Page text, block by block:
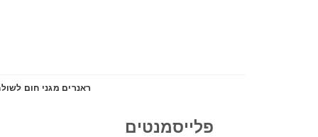
ראנרים מגני חום
פלייסמנטים